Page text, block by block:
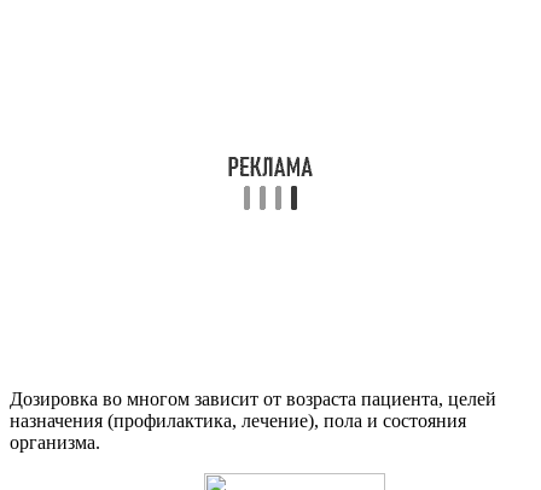
Дозировка во многом зависит от возраста пациента, целей
назначения (профилактика, лечение), пола и состояния
организма.